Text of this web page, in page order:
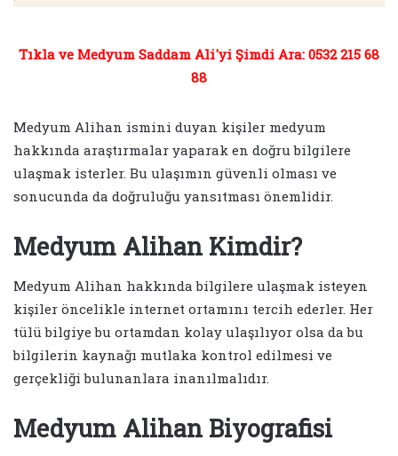
Tıkla ve Medyum Saddam Ali'yi Şimdi Ara: 0532 215 68
88
Medyum Alihan ismini duyan kişiler medyum
hakkında araştırmalar yaparak en doğru bilgilere
ulaşmak isterler. Bu ulaşımın güvenli olması ve
sonucunda da doğruluğu yansıtması önemlidir.
Medyum Alihan Kimdir?
Medyum Alihan hakkında bilgilere ulaşmak isteyen
kişiler öncelikle internet ortamını tercih ederler. Her
tülü bilgiye bu ortamdan kolay ulaşılıyor olsa da bu
bilgilerin kaynağı mutlaka kontrol edilmesi ve
gerçekliği bulunanlara inanılmalıdır.
Medyum Alihan Biyografisi